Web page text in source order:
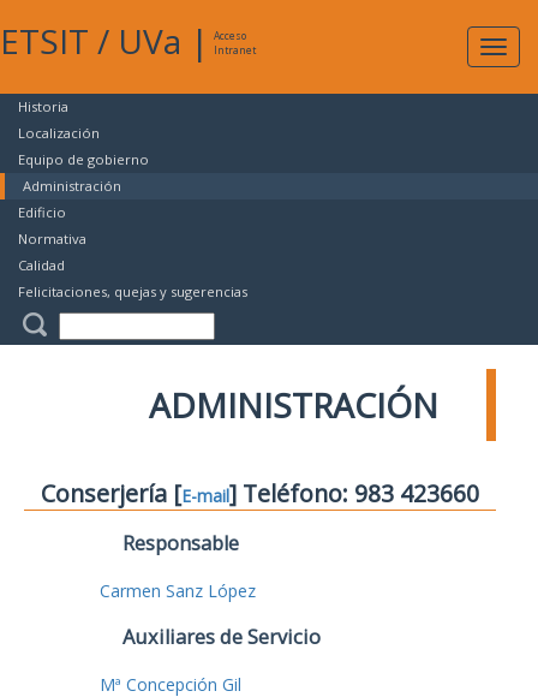
ETSIT / UVa |
Acceso
Intranet
Historia
Localización
Equipo de gobierno
Administración
Edificio
Normativa
Calidad
Felicitaciones, quejas y sugerencias
ADMINISTRACIÓN
Conserjería [E-mail] Teléfono: 983 423660
Responsable
Carmen Sanz López
Auxiliares de Servicio
Mª Concepción Gil